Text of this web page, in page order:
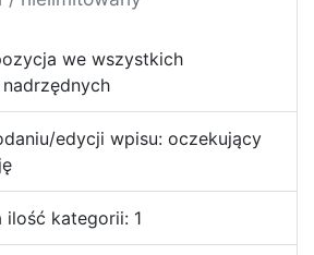
we wszystkich
edycji wpisu: oczekujący
ilość kategorii: 1